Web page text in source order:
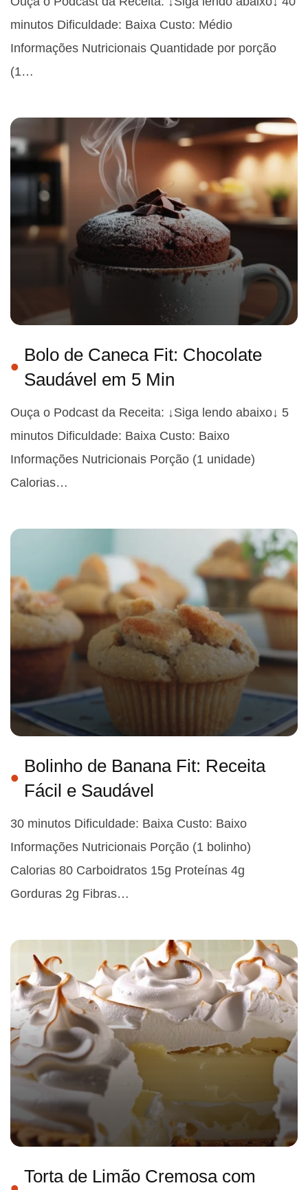
minutos Dificuldade: Baixa Custo: Médio
Informações Nutricionais Quantidade por porção
(1…
Bolo de Caneca Fit: Chocolate
Saudável em 5 Min
Ouça o Podcast da Receita: ↓Siga lendo abaixo↓ 5
minutos Dificuldade: Baixa Custo: Baixo
Informações Nutricionais Porção (1 unidade)
Calorias…
Bolinho de Banana Fit: Receita
Fácil e Saudável
30 minutos Dificuldade: Baixa Custo: Baixo
Informações Nutricionais Porção (1 bolinho)
Calorias 80 Carboidratos 15g Proteínas 4g
Gorduras 2g Fibras…
Torta de Limão Cremosa com